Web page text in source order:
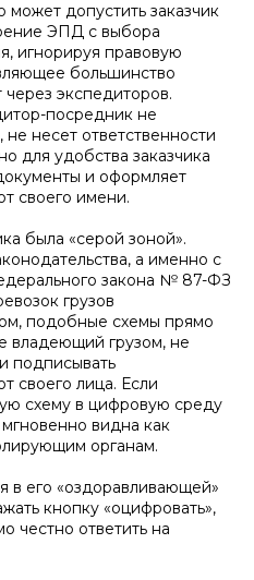
допустить заказчик
ЭПД с выбора
игнорируя правовую
большинство
экспедиторов.
посредник не
несет ответственности
для удобства заказчика
и оформляет
своего имени.
была «серой зоной».
а именно с
закона № 87-ФЗ
грузов
подобные схемы прямо
владеющий грузом, не
подписывать
своего лица. Если
схему в цифровую среду
видна как
органам.
в его «оздоравливающей»
кнопку «оцифровать»,
честно ответить на